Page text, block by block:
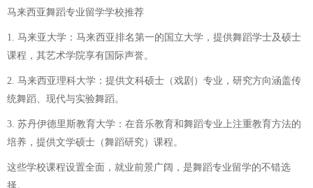
马来西亚舞蹈专业留学学校推荐
1. 马来亚大学：马来西亚排名第一的国立大学，提供舞蹈学士及硕士
课程，其艺术学院享有国际声誉。
2. 马来西亚理科大学：提供文科硕士（戏剧）专业，研究方向涵盖传
统舞蹈、现代与实验舞蹈。
3. 苏丹伊德里斯教育大学：在音乐教育和舞蹈专业上注重教育方法的
培养，提供文学硕士（舞蹈研究）课程。
这些学校课程设置全面，就业前景广阔，是舞蹈专业留学的不错选
择。